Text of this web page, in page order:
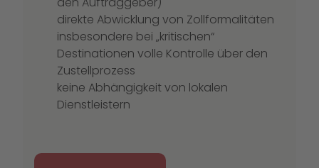
direkte Abwicklung von Zollformalitäten
insbesondere bei „kritischen“
Destinationen volle Kontrolle über den
Zustellprozess
keine Abhängigkeit von lokalen
Dienstleistern